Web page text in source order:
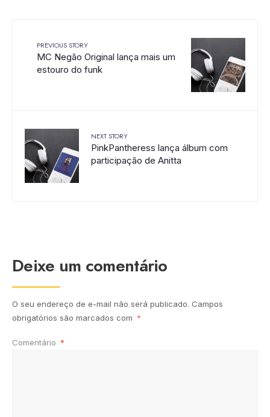
PREVIOUS STORY
MC Negão Original lança mais um
estouro do funk
NEXT STORY
PinkPantheress lança álbum com
participação de Anitta
Deixe um comentário
O seu endereço de e-mail não será publicado. Campos
obrigatórios são marcados com *
Comentário *